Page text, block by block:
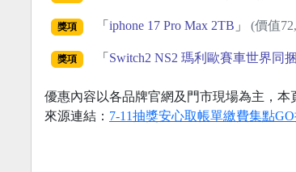
獎項 「 iphone 17 Pro Max 2TB 」 (價值
獎項 「 Switch2 NS2 瑪利歐賽車世界同
優惠內容以各品牌官網及門市現場為主，本
來源連結： 7-11抽獎安心取帳單繳費集點